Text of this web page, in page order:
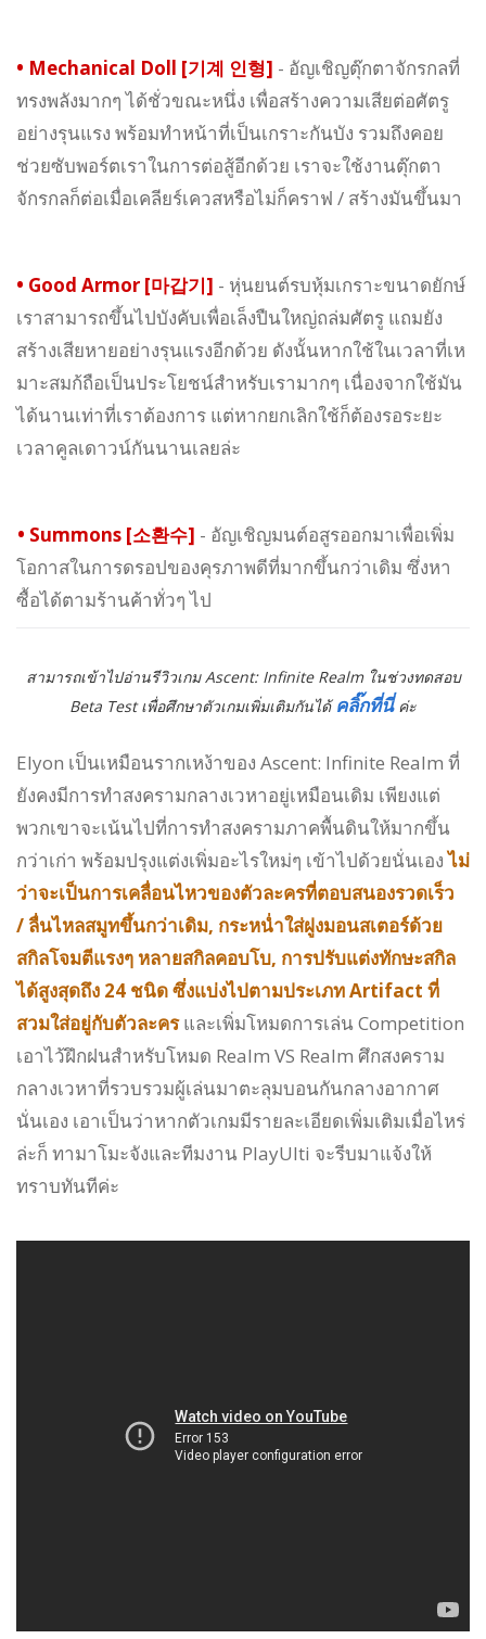
• Mechanical Doll [기계 인형] - อัญเชิญตุ๊กตาจักรกลที่
ทรงพลังมากๆ ได้ชั่วขณะหนึ่ง เพื่อสร้างความเสียต่อศัตรู
อย่างรุนแรง พร้อมทำหน้าที่เป็นเกราะกันบัง รวมถึงคอย
ช่วยซับพอร์ตเราในการต่อสู้อีกด้วย เราจะใช้งานตุ๊กตา
จักรกลก็ต่อเมื่อเคลียร์เควสหรือไม่ก็คราฟ / สร้างมันขึ้นมา
• Good Armor [마갑기] - หุ่นยนต์รบหุ้มเกราะขนาดยักษ์
เราสามารถขึ้นไปบังคับเพื่อเล็งปืนใหญ่ถล่มศัตรู แถมยัง
สร้างเสียหายอย่างรุนแรงอีกด้วย ดังนั้นหากใช้ในเวลาที่เห
มาะสมก้ถือเป็นประโยชน์สำหรับเรามากๆ เนื่องจากใช้มัน
ได้นานเท่าที่เราต้องการ แต่หากยกเลิกใช้ก็ต้องรอระยะ
เวลาคูลเดาวน์กันนานเลยล่ะ
• Summons [소환수] - อัญเชิญมนต์อสูรออกมาเพื่อเพิ่ม
โอกาสในการดรอปของคุรภาพดีที่มากขึ้นกว่าเดิม ซึ่งหา
ซื้อได้ตามร้านค้าทั่วๆ ไป
สามารถเข้าไปอ่านรีวิวเกม Ascent: Infinite Realmในช่วงทดสอบ
Beta Test เพื่อศึกษาตัวเกมเพิ่มเติมกันได้ คลิ๊กที่นี่ค่ะ
Elyon เป็นเหมือนรากเหง้าของ Ascent: Infinite Realm ที่
ยังคงมีการทำสงครามกลางเวหาอยู่เหมือนเดิม เพียงแต่
พวกเขาจะเน้นไปที่การทำสงครามภาคพื้นดินให้มากขึ้น
กว่าเก่า พร้อมปรุงแต่งเพิ่มอะไรใหม่ๆ เข้าไปด้วยนั่นเองไม่
ว่าจะเป็นการเคลื่อนไหวของตัวละครที่ตอบสนองรวดเร็ว
/ ลื่นไหลสมูทขึ้นกว่าเดิม, กระหน่ำใส่ฝูงมอนสเตอร์ด้วย
สกิลโจมตีแรงๆ หลายสกิลคอบโบ, การปรับแต่งทักษะสกิล
ได้สูงสุดถึง 24 ชนิด ซึ่งแบ่งไปตามประเภท Artifact ที่
สวมใส่อยู่กับตัวละครและเพิ่มโหมดการเล่น Competition
เอาไว้ฝึกฝนสำหรับโหมด Realm VS Realm ศึกสงคราม
กลางเวหาที่รวบรวมผู้เล่นมาตะลุมบอนกันกลางอากาศ
นั่นเอง เอาเป็นว่าหากตัวเกมมีรายละเอียดเพิ่มเติมเมื่อไหร่
ล่ะก็ ทามาโมะจังและทีมงาน PlayUlti จะรีบมาแจ้งให้
ทราบทันทีค่ะ